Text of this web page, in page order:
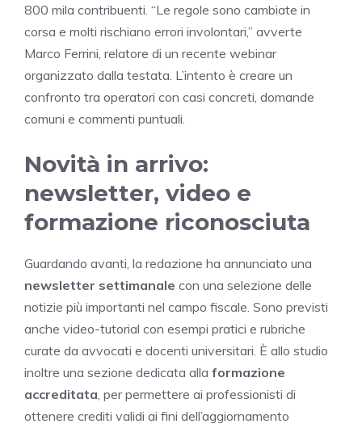
800 mila contribuenti. “Le regole sono cambiate in
corsa e molti rischiano errori involontari,” avverte
Marco Ferrini, relatore di un recente webinar
organizzato dalla testata. L’intento è creare un
confronto tra operatori con casi concreti, domande
comuni e commenti puntuali.
Novità in arrivo:
newsletter, video e
formazione riconosciuta
Guardando avanti, la redazione ha annunciato una
newsletter settimanale con una selezione delle
notizie più importanti nel campo fiscale. Sono previsti
anche video-tutorial con esempi pratici e rubriche
curate da avvocati e docenti universitari. È allo studio
inoltre una sezione dedicata alla formazione
accreditata , per permettere ai professionisti di
ottenere crediti validi ai fini dell’aggiornamento